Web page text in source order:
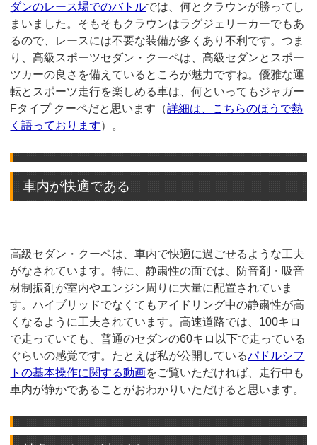
ダンのレース場でのバトルでは、何とクラウンが勝ってし
まいました。そもそもクラウンはラグジェリーカーでもあ
るので、レースには不要な装備が多くあり不利です。つま
り、高級スポーツセダン・クーペは、高級セダンとスポー
ツカーの良さを備えているところが魅力ですね。優雅な運
転とスポーツ走行を楽しめる車は、何といってもジャガー
Fタイプ クーペだと思います（詳細は、こちらのほうで熱
く語っております）。
車内が快適である
高級セダン・クーペは、車内で快適に過ごせるような工夫
がなされています。特に、静粛性の面では、防音剤・吸音
材制振剤が室内やエンジン周りに大量に配置されていま
す。ハイブリッドでなくてもアイドリング中の静粛性が高
くなるように工夫されています。高速道路では、100キロ
で走っていても、普通のセダンの60キロ以下で走っている
ぐらいの感覚です。たとえば私が公開しているパドルシフ
トの基本操作に関する動画をご覧いただければ、走行中も
車内が静かであることがおわかりいただけると思います。